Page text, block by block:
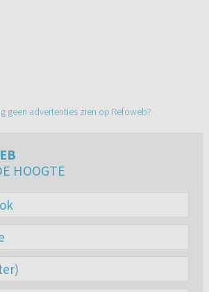
geen advertenties zien op Refoweb?
HOOGTE